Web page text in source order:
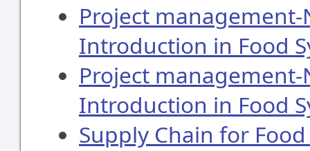
Project
Introduction in Food
Project
Introduction in Food
Supply Chain for